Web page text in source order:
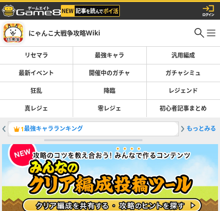
にゃんこ大戦争攻略Wiki
リセマラ 最強キャラ 汎用編成
最新イベント 開催中のガチャ ガチャシミュ
狂乱 降臨 レジェンド
真レジェ 零レジェ 初心者記事まとめ
1最強キャラランキング 2鉄腕！
もっとみる